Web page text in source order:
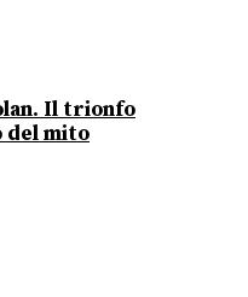
Il trionfo
del mito